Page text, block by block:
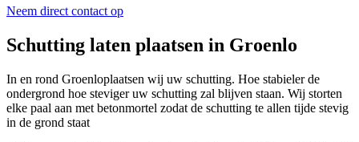
Neem direct contact op
Schutting laten plaatsen in Groenlo
In en rond Groenloplaatsen wij uw schutting. Hoe stabieler de
ondergrond hoe steviger uw schutting zal blijven staan. Wij storten
elke paal aan met betonmortel zodat de schutting te allen tijde stevig
in de grond staat